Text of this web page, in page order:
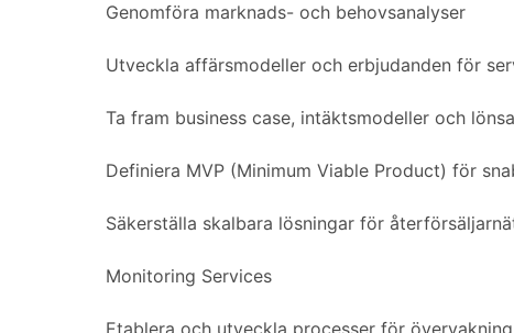
Genomföra marknads- och behovsanalyser
Utveckla affärsmodeller och erbjudanden för
Ta fram business case, intäktsmodeller och
Definiera MVP (Minimum Viable Product) för
Säkerställa skalbara lösningar för
Monitoring Services